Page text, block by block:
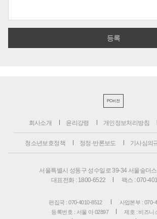
PC버전
회사소개 윤리강령 개인정보처리방침
청소년보호정책 정정·반론보도 기사심의
서울특별시 성동구 성수일로 39-34 서울숲더
대표전화 : 1800-6522
팩스 : 070-
편집국 : 070-4010-8512
사업본부 : 070-
등록번호 : 서울 아 02897
제호 : 비즈니